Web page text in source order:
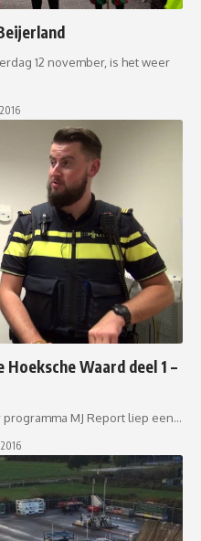
12 november, is het weer
Waard deel 1 –
MJ Report liep een…